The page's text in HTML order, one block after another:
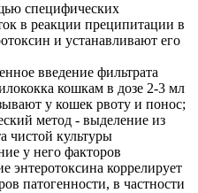
специфических
в реакции преципитации в
и устанавливают его
введение фильтрата
кошкам в дозе 2-3 мл
у кошек рвоту и понос;
метод - выделение из
чистой культуры
у него факторов
энтеротоксина коррелирует
патогенности, в частности